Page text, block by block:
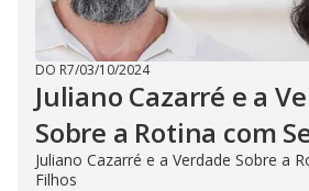
DO R7/03/10/2024
Juliano Cazarré e a
Sobre a Rotina com
Juliano Cazarré e a Verdade Sobre a
Filhos